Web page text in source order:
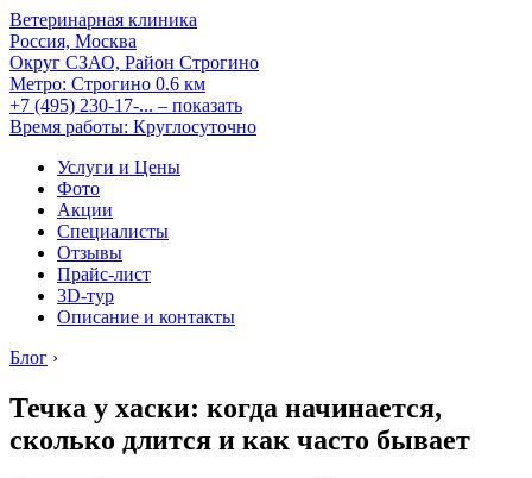
Ветеринарная клиника
Россия, Москва
Округ СЗАО, Район Строгино
Метро: Строгино 0.6 км
+7 (495) 230-17-... – показать
Время работы: Круглосуточно
Услуги и Цены
Фото
Акции
Специалисты
Отзывы
Прайс-лист
3D-тур
Описание и контакты
Блог ›
Течка у хаски: когда начинается,
сколько длится и как часто бывает